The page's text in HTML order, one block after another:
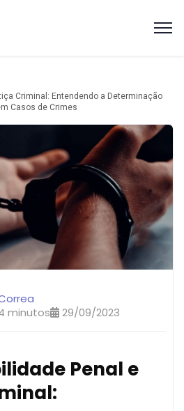
Criminal: Entendendo a Determinação
Casos de Crimes
minutos 29/09/2023
Penal e